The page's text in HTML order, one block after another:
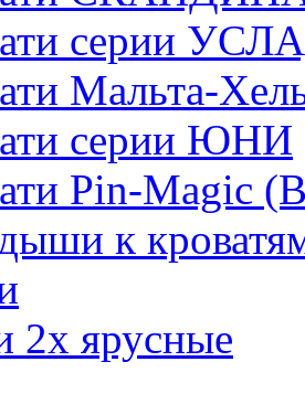
серии
Мальта-
серии ЮНИ
Pin-Magic
к
2х ярусные